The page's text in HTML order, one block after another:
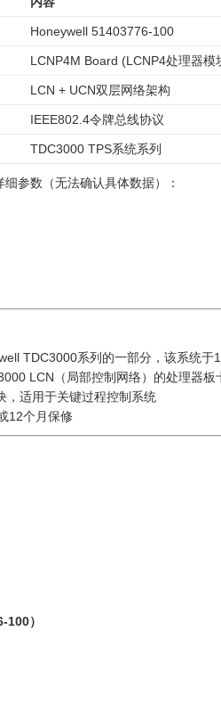
Honeywell 51403776-100
LCNP4M Board (LCNP4处理器模
LCN + UCN双层网络架构
IEEE802.4令牌总线协议
TDC3000 TPS系统系列
参数（无法确认具体数据）：
TDC3000系列的一部分，该系统于
LCN（局部控制网络）的处理器
，适用于关键过程控制系统
12个月保修
）